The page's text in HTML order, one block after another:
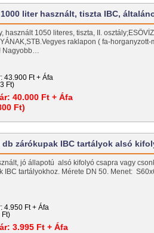
1000 liter használt, tiszta IBC,
használt 1050 literes, tiszta, II.
raklapon ( fa-
Nagyobb…
43.900 Ft + Áfa
Ft)
40.000 Ft + Áfa
Ft)
db zárókupak IBC tartályok alsó
jó állapotú alsó kifolyó csapra vagy
IBC tartályokhoz. Mérete DN 50. Menet:
4.950 Ft + Áfa
Ft)
3.995 Ft + Áfa